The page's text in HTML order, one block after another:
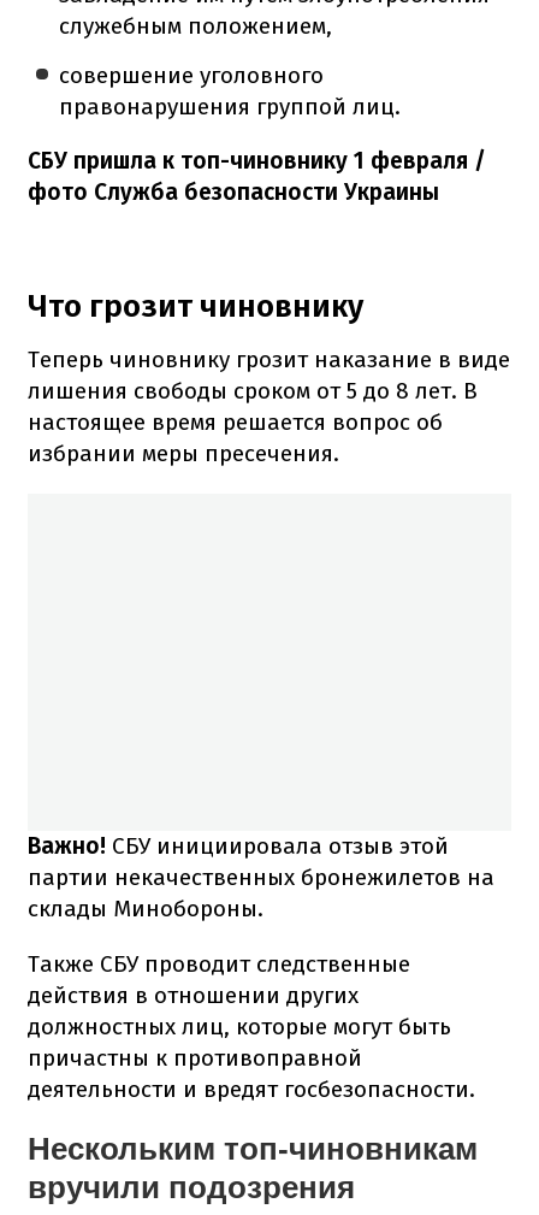
служебным положением,
совершение уголовного
правонарушения группой лиц.
СБУ пришла к топ-чиновнику 1 февраля /
фото Служба безопасности Украины
Что грозит чиновнику
Теперь чиновнику грозит наказание в виде
лишения свободы сроком от 5 до 8 лет. В
настоящее время решается вопрос об
избрании меры пресечения.
Важно! СБУ инициировала отзыв этой
партии некачественных бронежилетов на
склады Минобороны.
Также СБУ проводит следственные
действия в отношении других
должностных лиц, которые могут быть
причастны к противоправной
деятельности и вредят госбезопасности.
Нескольким топ-чиновникам
вручили подозрения